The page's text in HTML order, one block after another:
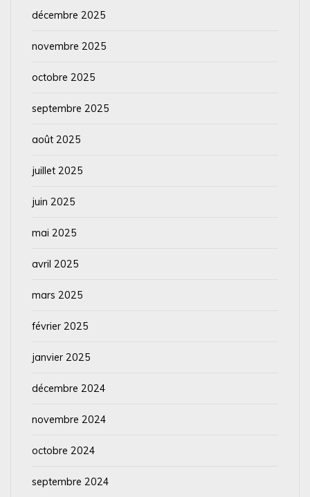
décembre 2025
novembre 2025
octobre 2025
septembre 2025
août 2025
juillet 2025
juin 2025
mai 2025
avril 2025
mars 2025
février 2025
janvier 2025
décembre 2024
novembre 2024
octobre 2024
septembre 2024